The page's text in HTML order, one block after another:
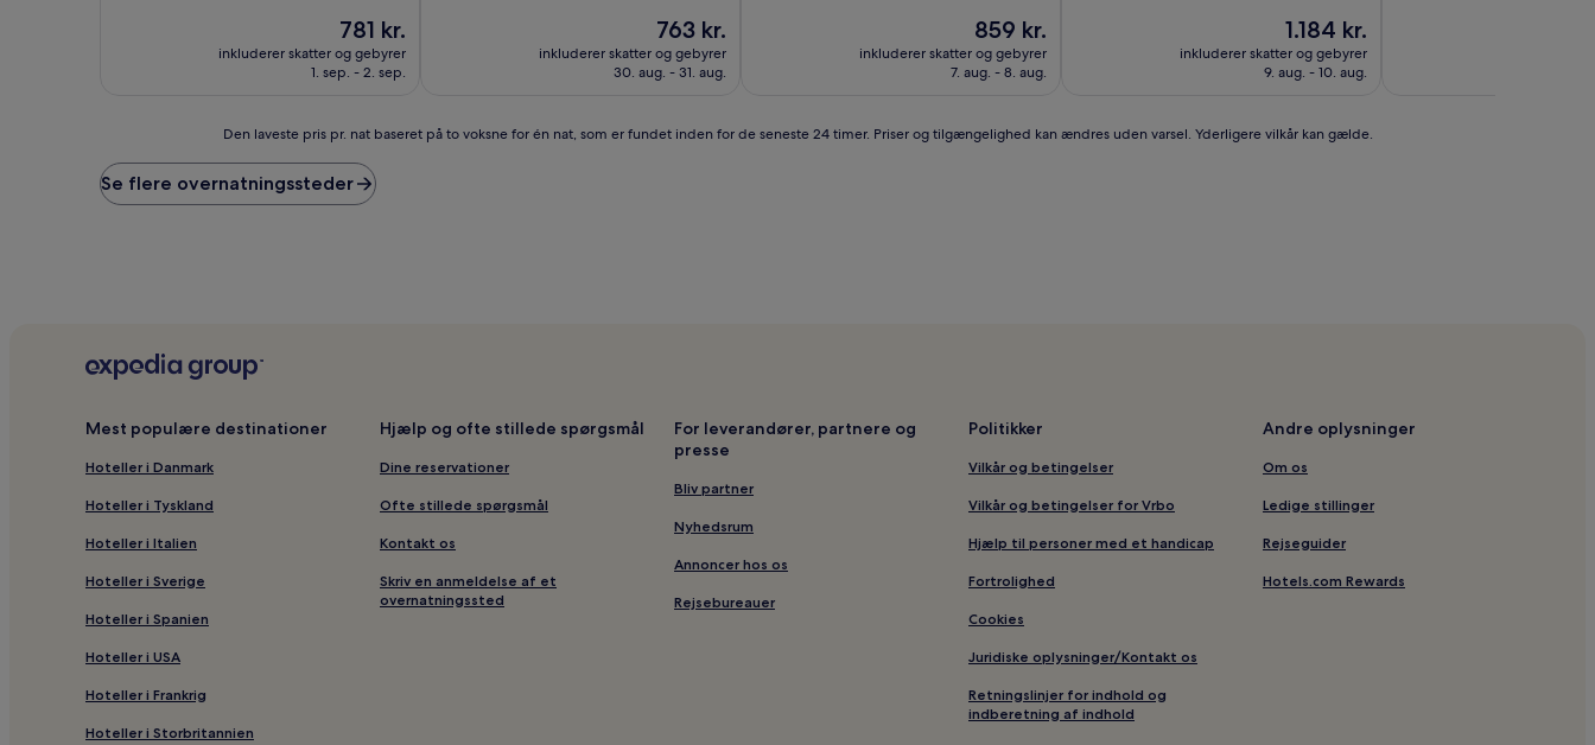
Prisen
er
781 kr.
781 kr.
inkluderer skatter og gebyrer
1. sep. - 2. sep.
Prisen
er
763 kr.
763 kr.
inkluderer skatter og gebyrer
30. aug. - 31. aug.
Prisen
er
859 kr.
859 kr.
inkluderer skatter og gebyrer
7. aug. - 8. aug.
Prisen
er
1.184 kr.
1.184 kr.
inkluderer skatter og gebyrer
9. aug. - 10. aug.
pris
pr.
nat,
fundet
for
de
seneste
24
Priser
tilgængelighed
ændres
uden
Yderligere
Den laveste pris pr. nat baseret på to voksne for én nat, som er fundet inden for de seneste 24 timer. Priser og tilgængelighed kan ændres uden varsel. Yderligere vilkår kan gælde.
Se flere overnatningssteder
Mest populære destinationer
Hoteller i Danmark
Hoteller i Tyskland
Hoteller i Italien
Hoteller i Sverige
Hoteller i Spanien
Hoteller i USA
Hoteller i Frankrig
Hoteller i Storbritannien
Hjælp og ofte stillede spørgsmål
Dine reservationer
Ofte stillede spørgsmål
Kontakt os
Skriv en anmeldelse af et
overnatningssted
For leverandører, partnere og
presse
Bliv partner
Nyhedsrum
Annoncer hos os
Rejsebureauer
Politikker
Vilkår og betingelser
Vilkår og betingelser for Vrbo
Hjælp til personer med et handicap
Fortrolighed
Cookies
Juridiske oplysninger/Kontakt os
Retningslinjer for indhold og
indberetning af indhold
Andre oplysninger
Om os
Ledige stillinger
Rejseguider
Hotels.com Rewards